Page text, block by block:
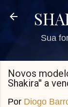
Sua
Novos
Shakira'' a
Por Diogo